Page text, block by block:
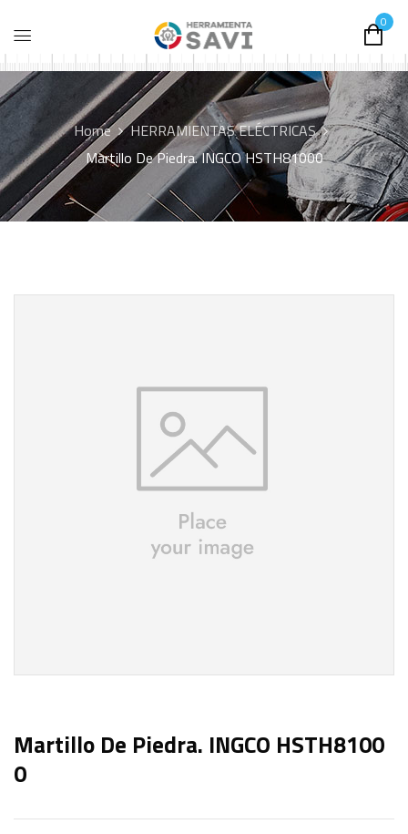
0
Home
HERRAMIENTAS ELÉCTRICAS
Martillo De Piedra. INGCO HSTH81000
Martillo De Piedra. INGCO HSTH8100
0